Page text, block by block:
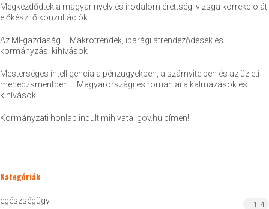
Megkezdődtek a magyar nyelv és irodalom érettségi vizsga korrekcióját
előkészítő konzultációk
Az MI-gazdaság – Makrotrendek, iparági átrendeződések és
kormányzási kihívások
Mesterséges intelligencia a pénzügyekben, a számvitelben és az üzleti
menedzsmentben – Magyarországi és romániai alkalmazások és
kihívások
Kormányzati honlap indult mihivatal.gov.hu címen!
Kategóriák
egészségügy 1 114